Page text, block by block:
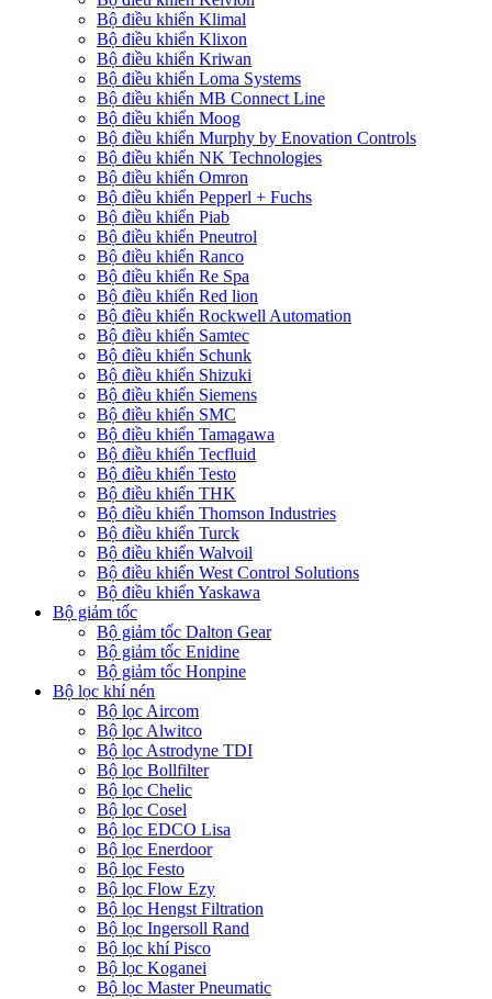
Bộ điều khiển Klimal
Bộ điều khiển Klixon
Bộ điều khiển Kriwan
Bộ điều khiển Loma Systems
Bộ điều khiển MB Connect Line
Bộ điều khiển Moog
Bộ điều khiển Murphy by Enovation Controls
Bộ điều khiển NK Technologies
Bộ điều khiển Omron
Bộ điều khiển Pepperl + Fuchs
Bộ điều khiển Piab
Bộ điều khiển Pneutrol
Bộ điều khiển Ranco
Bộ điều khiển Re Spa
Bộ điều khiển Red lion
Bộ điều khiển Rockwell Automation
Bộ điều khiển Samtec
Bộ điều khiển Schunk
Bộ điều khiển Shizuki
Bộ điều khiển Siemens
Bộ điều khiển SMC
Bộ điều khiển Tamagawa
Bộ điều khiển Tecfluid
Bộ điều khiển Testo
Bộ điều khiển THK
Bộ điều khiển Thomson Industries
Bộ điều khiển Turck
Bộ điều khiển Walvoil
Bộ điều khiển West Control Solutions
Bộ điều khiển Yaskawa
Bộ giảm tốc
Bộ giảm tốc Dalton Gear
Bộ giảm tốc Enidine
Bộ giảm tốc Honpine
Bộ lọc khí nén
Bộ lọc Aircom
Bộ lọc Alwitco
Bộ lọc Astrodyne TDI
Bộ lọc Bollfilter
Bộ lọc Chelic
Bộ lọc Cosel
Bộ lọc EDCO Lisa
Bộ lọc Enerdoor
Bộ lọc Festo
Bộ lọc Flow Ezy
Bộ lọc Hengst Filtration
Bộ lọc Ingersoll Rand
Bộ lọc khí Pisco
Bộ lọc Koganei
Bộ lọc Master Pneumatic